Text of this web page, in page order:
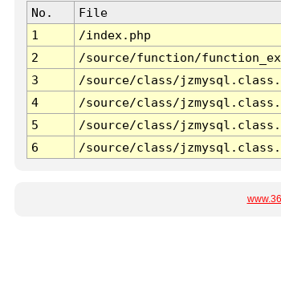
No. File
1
/index.php
2
/source/function/
3
/source/class/
4
/source/class/
5
/source/class/
6
/source/class/